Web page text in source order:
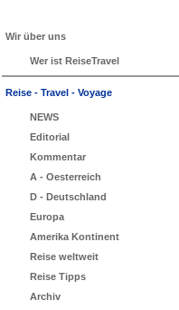
Wir über uns
Wer ist ReiseTravel
Reise - Travel - Voyage
NEWS
Editorial
Kommentar
A - Oesterreich
D - Deutschland
Europa
Amerika Kontinent
Reise weltweit
Reise Tipps
Archiv